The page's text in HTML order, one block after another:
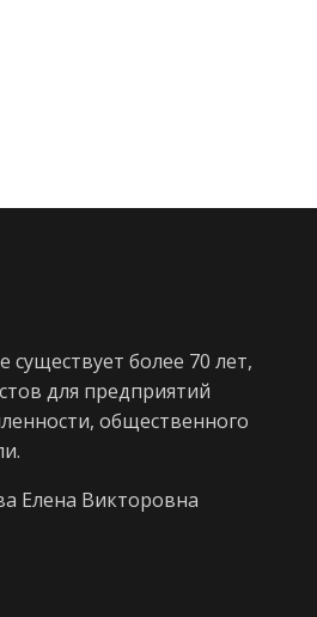
существует более 70 лет,
для предприятий
общественного
Елена Викторовна